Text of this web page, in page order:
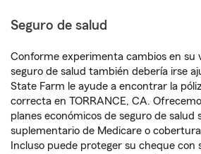
Seguro de salud
Conforme experimenta cambios en su
seguro de salud también debería irse
State Farm le ayude a encontrar la
correcta en TORRANCE, CA.
planes económicos de seguro de salud
suplementario de Medicare o
Incluso puede proteger su cheque con